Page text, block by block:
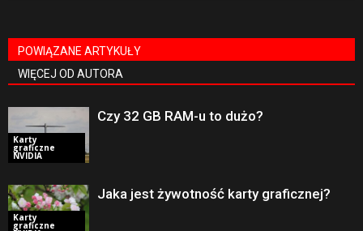
POWIĄZANE ARTYKUŁY
WIĘCEJ OD AUTORA
Karty
graficzne
NVIDIA
Czy 32 GB RAM-u to dużo?
Karty
graficzne
Jaka jest żywotność karty graficznej?